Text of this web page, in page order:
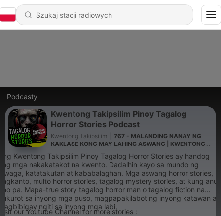
Podcasty
Kwentong Takipsilim Pinoy Tagalog
Horror Stories Podcast
Kwentong Takipsilim
767 - MALANDING NANAY NG
KAKLASE KONG MAY LAHING ASWANG | KWENTONG
ASWANG TRUE STORY
Kwentong Takipsilim Pinoy Tagalog Horror Stories ay handog
mga nakakatakot na kwento. Dadalhin kayo sa mundo ng
katatakutan at kababalaghan. Mga aswang horror stories,
multo horror stories, tagalog mystery stories, at kung anu-
pa. Mapa-true story tagalog horror man o tagalog fiction na
sa inyong mga puso, magpapakilabot ng inyong katawan at
ngiti sa inyong mga labi.
our Youtube Channel for more stories :